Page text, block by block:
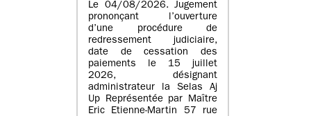
Le 04/08/2026. Jugement
prononçant l’ouverture
d’une procédure de
redressement judiciaire,
date de cessation des
paiements le 15 juillet
2026, désignant
administrateur la Selas Aj
Up Représentée par Maître
Eric Etienne-Martin 57 rue